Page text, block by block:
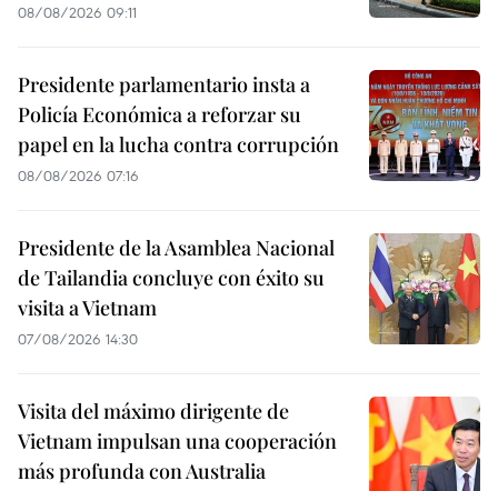
08/08/2026 09:11
Presidente parlamentario insta a
Policía Económica a reforzar su
papel en la lucha contra corrupción
08/08/2026 07:16
Presidente de la Asamblea Nacional
de Tailandia concluye con éxito su
visita a Vietnam
07/08/2026 14:30
Visita del máximo dirigente de
Vietnam impulsan una cooperación
más profunda con Australia